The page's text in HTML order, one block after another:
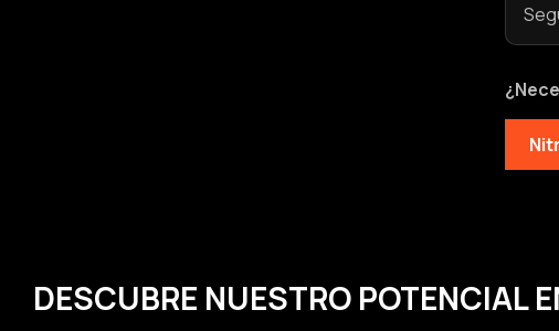
DESCUBRE NUESTRO POTENCIAL